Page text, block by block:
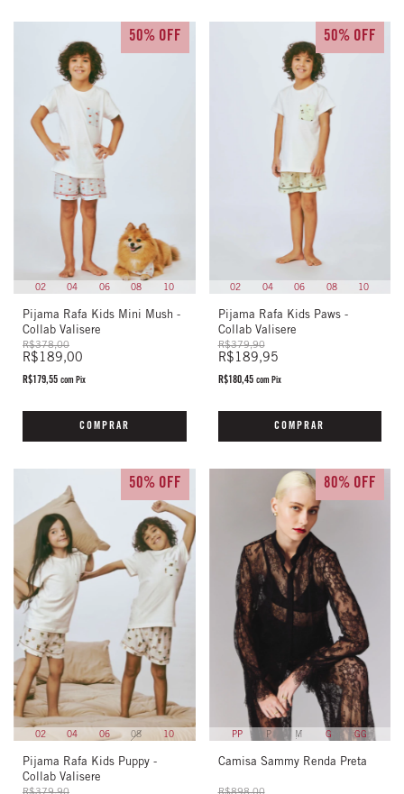
02 04 06 08 10
Pijama Rafa Kids Mini Mush -
Collab Valisere
R$378,00
R$189,00
50% OFF
R$179,55 com Pix
COMPRAR
02 04 06 08 10
Pijama Rafa Kids Paws -
Collab Valisere
R$379,90
R$189,95
50% OFF
R$180,45 com Pix
COMPRAR
02 04 06 08 10
Pijama Rafa Kids Puppy -
Collab Valisere
50% OFF
PP P M G GG
Camisa Sammy Renda Preta
80% OFF